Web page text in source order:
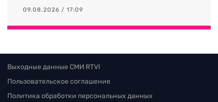
09.08.2026 / 17:09
Выходные данные СМИ RTVI
Пользовательское соглашение
Политика обработки персональных данных